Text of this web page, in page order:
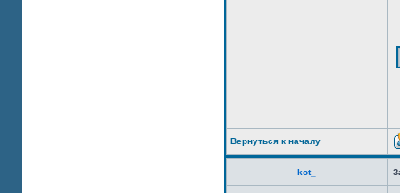
Вернуться к началу
kot_